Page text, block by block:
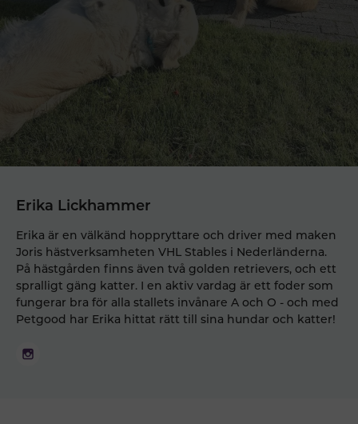
Erika Lickhammer
Erika är en välkänd hoppryttare och driver med maken
Joris hästverksamheten VHL Stables i Nederländerna.
På hästgården finns även två golden retrievers, och ett
spralligt gäng katter. I en aktiv vardag är ett foder som
fungerar bra för alla stallets invånare A och O - och med
Petgood har Erika hittat rätt till sina hundar och katter!